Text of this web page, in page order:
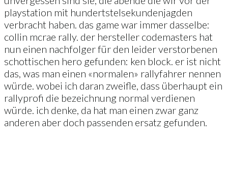
playstation mit hundertstelsekundenjagden
verbracht haben. das game war immer dasselbe:
collin mcrae rally. der hersteller codemasters hat
nun einen nachfolger für den leider verstorbenen
schottischen hero gefunden: ken block. er ist nicht
das, was man einen «normalen» rallyfahrer nennen
würde. wobei ich daran zweifle, dass überhaupt ein
rallyprofi die bezeichnung normal verdienen
würde. ich denke, da hat man einen zwar ganz
anderen aber doch passenden ersatz gefunden.